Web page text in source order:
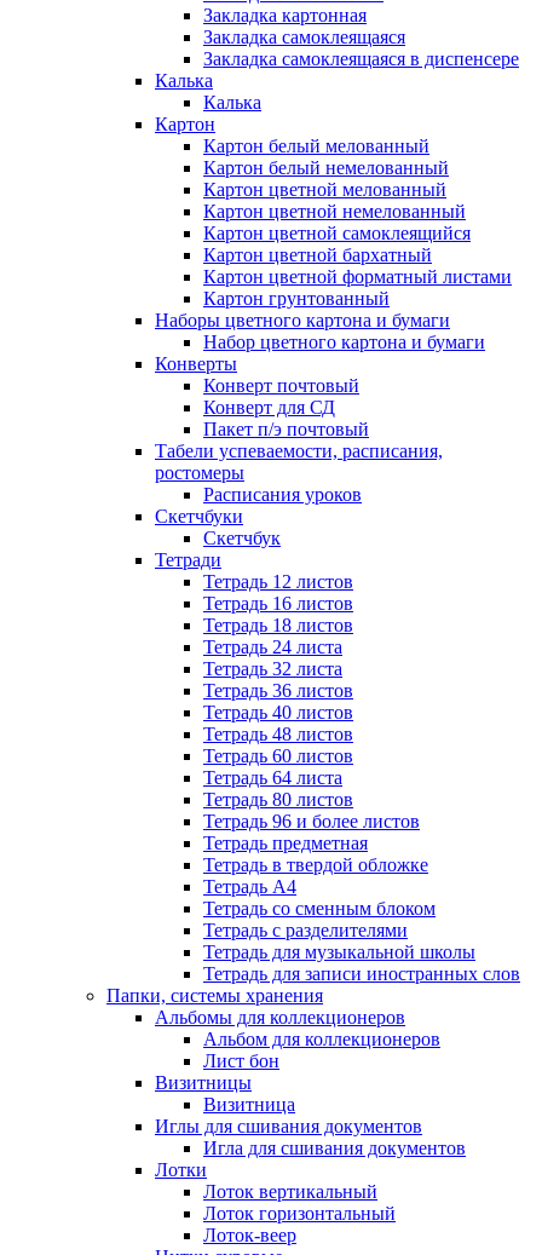
Закладка картонная
Закладка самоклеящаяся
Закладка самоклеящаяся в диспенсере
Калька
Калька
Картон
Картон белый мелованный
Картон белый немелованный
Картон цветной мелованный
Картон цветной немелованный
Картон цветной самоклеящийся
Картон цветной бархатный
Картон цветной форматный листами
Картон грунтованный
Наборы цветного картона и бумаги
Набор цветного картона и бумаги
Конверты
Конверт почтовый
Конверт для СД
Пакет п/э почтовый
Табели успеваемости, расписания,
ростомеры
Расписания уроков
Скетчбуки
Скетчбук
Тетради
Тетрадь 12 листов
Тетрадь 16 листов
Тетрадь 18 листов
Тетрадь 24 листа
Тетрадь 32 листа
Тетрадь 36 листов
Тетрадь 40 листов
Тетрадь 48 листов
Тетрадь 60 листов
Тетрадь 64 листа
Тетрадь 80 листов
Тетрадь 96 и более листов
Тетрадь предметная
Тетрадь в твердой обложке
Тетрадь А4
Тетрадь со сменным блоком
Тетрадь с разделителями
Тетрадь для музыкальной школы
Тетрадь для записи иностранных слов
Папки, системы хранения
Альбомы для коллекционеров
Альбом для коллекционеров
Лист бон
Визитницы
Визитница
Иглы для сшивания документов
Игла для сшивания документов
Лотки
Лоток вертикальный
Лоток горизонтальный
Лоток-веер